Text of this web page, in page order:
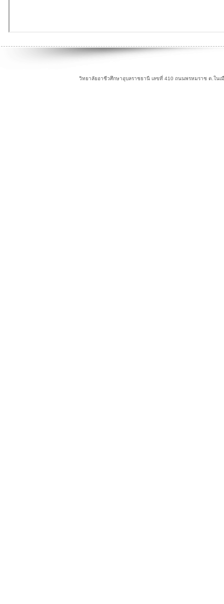
วิทยาลัยอาชีวศึกษาอุบลราชธานี เลขที่ 410 ถนนพรหมราช ต.ในเ